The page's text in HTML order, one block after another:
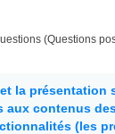
(Questions
la présentation
aux contenus
(les